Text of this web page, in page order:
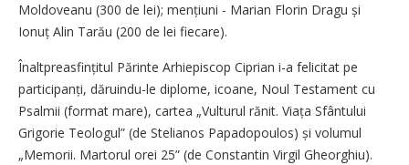
Moldoveanu (300 de lei); mențiuni - Marian Florin Dragu și
Ionuț Alin Tarău (200 de lei fiecare).
Înaltpreasfințitul Părinte Arhiepiscop Ciprian i-a felicitat pe
participanți, dăruindu-le diplome, icoane, Noul Testament cu
Psalmii (format mare), cartea „Vulturul rănit. Viața Sfântului
Grigorie Teologul” (de Stelianos Papadopoulos) și volumul
„Memorii. Martorul orei 25” (de Constantin Virgil Gheorghiu).